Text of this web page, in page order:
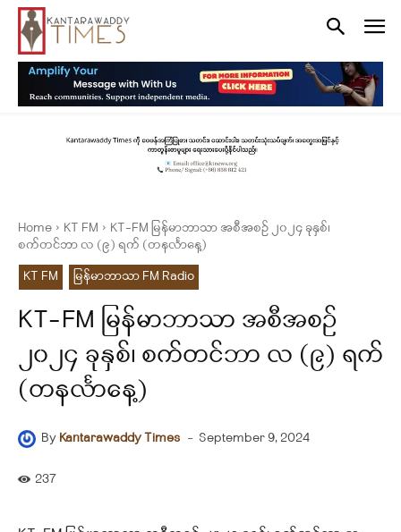
Home KT FM
KT-FM မြန်မာဘာသာ အစီအစဉ် ၂၀၂၄ ခုနှစ်၊
စက်တင်ဘာ လ (၉) ရက် (တနင်္လာနေ့)
KT FM
မြန်မာဘာသာ FM Radio
KT-FM မြန်မာဘာသာ အစီအစဉ်
၂၀၂၄ ခုနှစ်၊ စက်တင်ဘာ လ (၉) ရက်
(တနင်္လာနေ့)
By Kantarawaddy Times - September 9, 2024
237